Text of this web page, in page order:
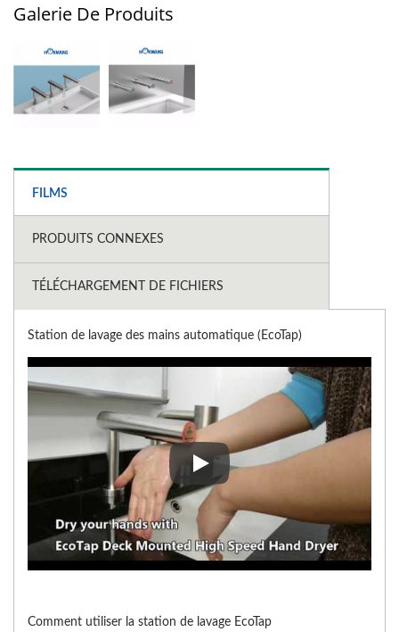
Galerie De Produits
FILMS
PRODUITS CONNEXES
TÉLÉCHARGEMENT DE FICHIERS
Station de lavage des mains automatique (EcoTap)
Station de lavage des mains
Comment utiliser la station de lavage EcoTap